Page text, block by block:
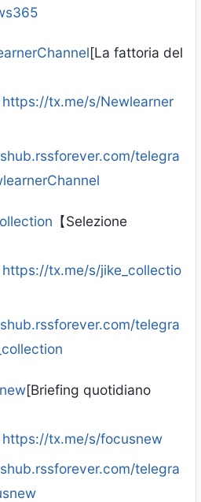
[La fattoria del
https://tx.me/s/Newlearner
telegra
【Selezione
https://tx.me/s/jike_collectio
telegra
[Briefing quotidiano
https://tx.me/s/focusnew
telegra